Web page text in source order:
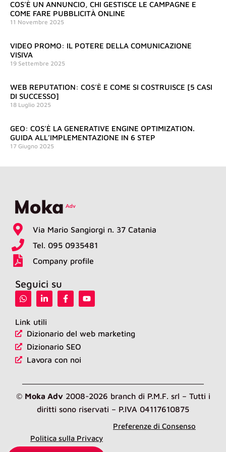
COS’È UN ANNUNCIO, CHI GESTISCE LE CAMPAGNE E
COME FARE PUBBLICITÀ ONLINE
11 Novembre 2025
VIDEO PROMO: IL POTERE DELLA COMUNICAZIONE
VISIVA
19 Settembre 2025
WEB REPUTATION: COS’È E COME SI COSTRUISCE [5 CASI
DI SUCCESSO]
18 Luglio 2025
GEO: COS’È LA GENERATIVE ENGINE OPTIMIZATION.
GUIDA ALL’IMPLEMENTAZIONE IN 6 STEP
17 Giugno 2025
Via Mario Sangiorgi n. 37 Catania
Tel. 095 0935481
Company profile
Seguici su
W
h
t
s
i
k
e
d
n
-
F
a
o
o
k
-
Y
o
b
Link utili
Dizionario del web marketing
Dizionario SEO
Lavora con noi
© Moka Adv2008-2026 branch di P.M.F. srl – Tutti i
diritti sono riservati – P.IVA 04117610875
Politica sulla Privacy
Preferenze di Consenso